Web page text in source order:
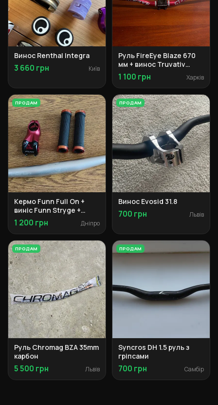
Винос Renthal Integra
3 660 грн Київ
Руль FireEye Blaze 670
мм + винос Truvativ
Hussefelt
1 100 грн Харків
ПРОДАМ
Кермо Funn Full On +
виніс Funn Stryge +
грипси NN
1 200 грн Дніпро
ПРОДАМ
Винос Evosid 31.8
700 грн Львів
ПРОДАМ
Руль Chromag BZA 35mm
карбон
5 500 грн Львів
ПРОДАМ
Syncros DH 1.5 руль з
гріпсами
700 грн Самбір